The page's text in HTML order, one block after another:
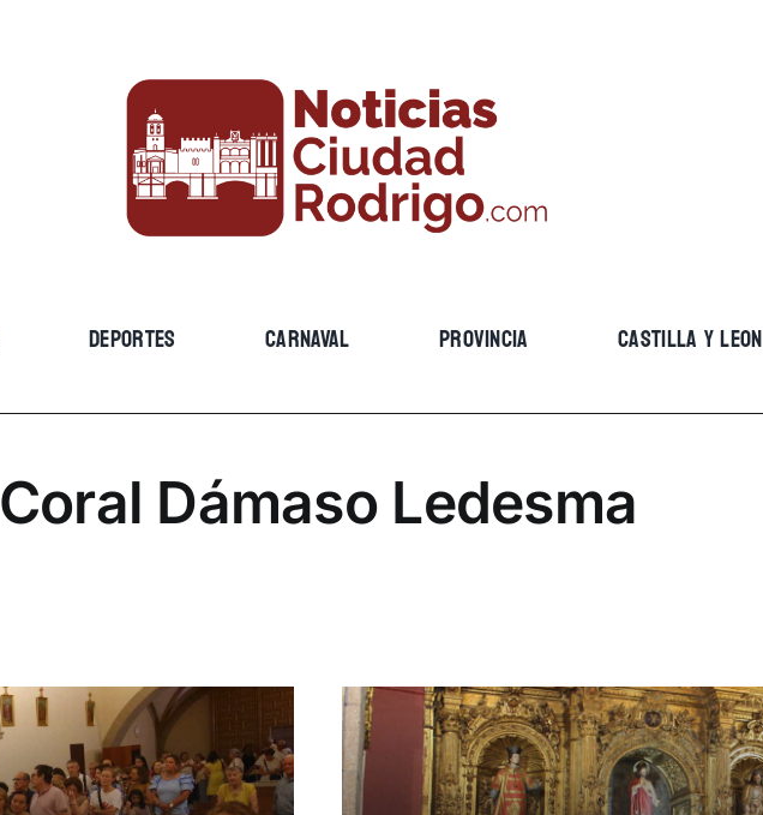
DEPORTES CARNAVAL PROVINCIA CASTILLA Y LEON
Coral Dámaso Ledesma